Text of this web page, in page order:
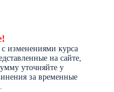
изменениями курса
на сайте,
уточняйте у
за временные